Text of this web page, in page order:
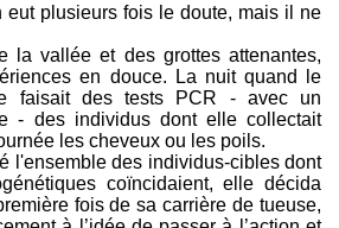
eut plusieurs fois le doute, mais il ne
la vallée et des grottes attenantes,
en douce. La nuit quand le
faisait des tests PCR - avec un
- des individus dont elle collectait
les cheveux ou les poils.
l'ensemble des individus-cibles dont
coïncidaient, elle décida
fois de sa carrière de tueuse,